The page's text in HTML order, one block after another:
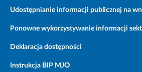
Udostępnianie informacji publicznej na
Ponowne wykorzystywanie informacji
Deklaracja dostępności
Instrukcja BIP MJO